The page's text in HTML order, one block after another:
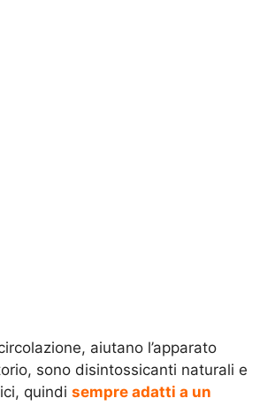
aiutano l’apparato
sono disintossicanti naturali e
quindi sempre adatti a un